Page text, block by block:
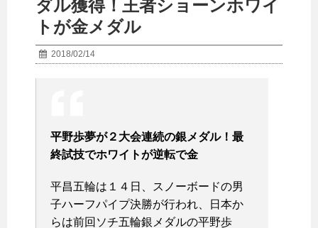
ダル獲得！王者ショーンホワイ
トが金メダル
2018/02/14
平野歩夢が２大会連続の銀メダル！最
終試技でホワイトが逆転で金
平昌五輪は１４日、スノーボードの男
子ハーフパイプ決勝が行われ、日本か
らは前回ソチ五輪銀メダルの平野歩